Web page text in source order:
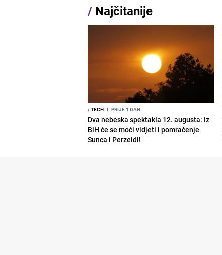
/ Najčitanije
/TECH I PRIJE 1 DAN
Dva nebeska spektakla 12. augusta: Iz
BiH će se moći vidjeti i pomračenje
Sunca i Perzeidi!